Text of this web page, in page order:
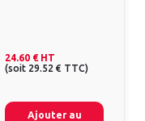
24.60 € HT
(soit 29.52 € TTC)
Ajouter au